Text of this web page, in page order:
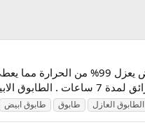
الطابوق العازل طابوق طابوق ابيض